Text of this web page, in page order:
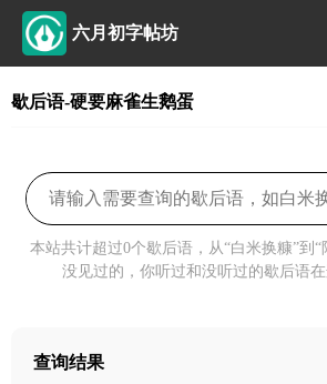
六月初字帖坊
歇后语-硬要麻雀生鹅蛋
本站共计超过0个歇后语，从“白米换糠”到“
没见过的，你听过和没听过的歇后语在
查询结果